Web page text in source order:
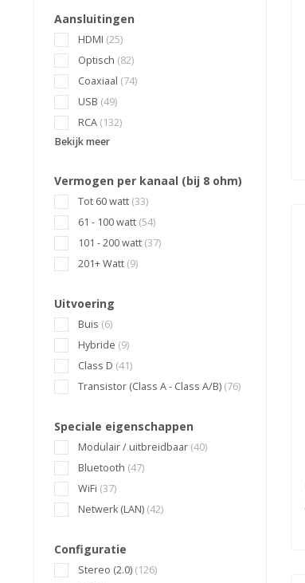
Aansluitingen
HDMI (25)
Optisch (82)
Coaxiaal (74)
USB (49)
RCA (132)
Bekijk meer
Vermogen per kanaal (bij 8 ohm)
Tot 60 watt (33)
61 - 100 watt (54)
101 - 200 watt (37)
201+ Watt (9)
Uitvoering
Buis (6)
Hybride (9)
Class D (41)
Transistor (Class A - Class A/B) (76)
Speciale eigenschappen
Modulair / uitbreidbaar (40)
Bluetooth (47)
WiFi (37)
Netwerk (LAN) (42)
Configuratie
Stereo (2.0) (126)